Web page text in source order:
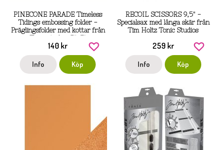
PINECONE PARADE Timeless
Tidings embossing folder -
Präglingsfolder med kottar från
140 kr
Info Köp
RECOIL SCISSORS 9,5" -
Specialsax med långa skär från
Tim Holtz Tonic Studios
259 kr
Info Köp